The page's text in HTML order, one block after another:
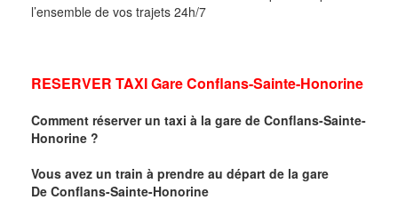
l’ensemble de vos trajets 24h/7
RESERVER TAXI GareConflans-Sainte-Honorine
Comment réserver un taxi à la gare de Conflans-Sainte-
Honorine ?
Vous avez un train à prendre au départ de la gare
De Conflans-Sainte-Honorine